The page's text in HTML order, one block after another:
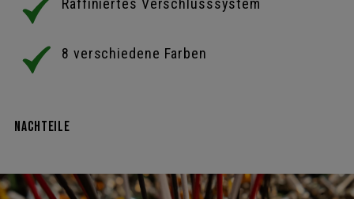
Raffiniertes Verschlusssystem
8 verschiedene Farben
Nachteile